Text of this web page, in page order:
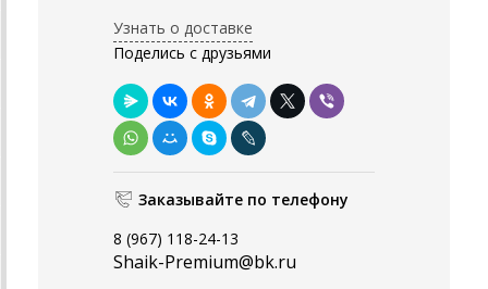
Узнать о доставке
Поделись с друзьями
Заказывайте по телефону
8 (967) 118-24-13
Shaik-Premium@bk.ru